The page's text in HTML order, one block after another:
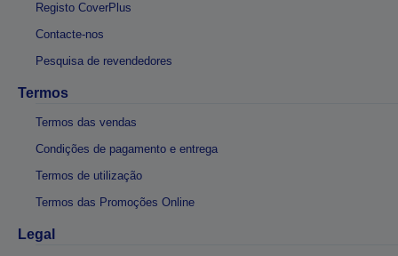
Registo CoverPlus
Contacte-nos
Pesquisa de revendedores
Termos
Termos das vendas
Condições de pagamento e entrega
Termos de utilização
Termos das Promoções Online
Legal